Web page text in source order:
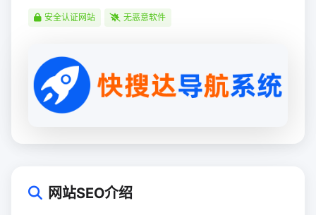
安全认证网站 无恶意软件
网站SEO介绍